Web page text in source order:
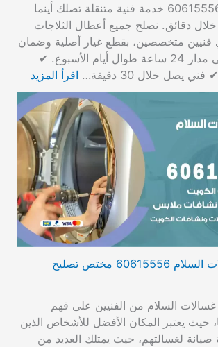
أنواع الثلاجات | 60615556 خدمة فنية متنقلة تصلك أينما
دقائق. نصلح جميع أعطال الثلاجات
فنيين متخصصين، بقطع غيار أصلية وضمان
على الإصلاح، على مدار 24 ساعة طوال أيام الأسبوع. ✔
اقرأ المزيد
فني تصليح غسالات السلام 60615556 مختص تصليح
السلام من الفنيين على فهم
حيث يعتبر المكان الأفضل للأشخاص الذين
لغسالتهم، حيث يمتلك العديد من